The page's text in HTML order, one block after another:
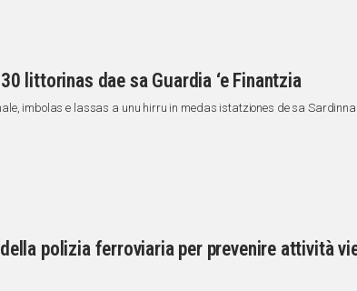
littorinas dae sa Guardia ‘e Finantzia
imbolas e lassas a unu hirru in medas istatziones de sa Sardinna
polizia ferroviaria per prevenire attività